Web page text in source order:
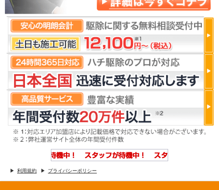
利用規約 プライバシーポリシー